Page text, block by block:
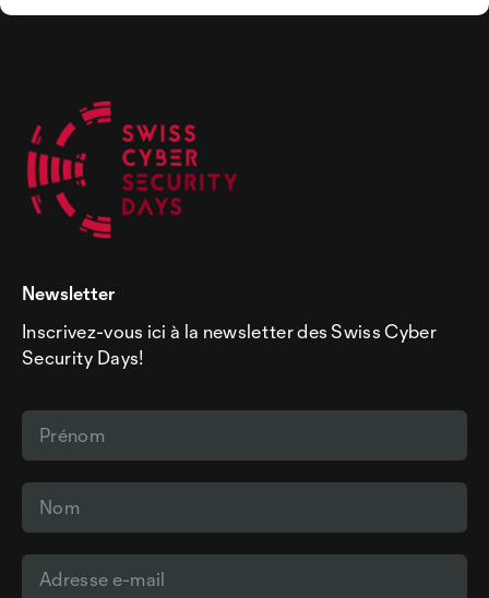
Newsletter
Inscrivez-vous ici à la newsletter des Swiss Cyber
Security Days!